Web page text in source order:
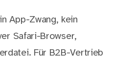
App-Zwang, kein
Safari-Browser,
Für B2B-Vertrieb